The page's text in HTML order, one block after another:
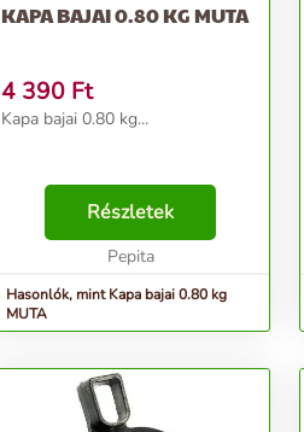
KAPA BAJAI 0.80 KG MUTA
4 390 Ft
Kapa bajai 0.80 kg...
Részletek
Pepita
Hasonlók, mint Kapa bajai 0.80 kg
MUTA